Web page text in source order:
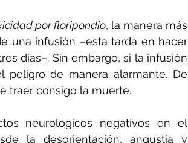
por floripondio, la manera más
una infusión –esta tarda en hacer
días–. Sin embargo, si la infusión
de manera alarmante. De
traer consigo la muerte.
neurológicos negativos en el
la desorientación, angustia y